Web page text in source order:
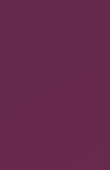
sur stdout.
leur nom
de fichier vu
Les